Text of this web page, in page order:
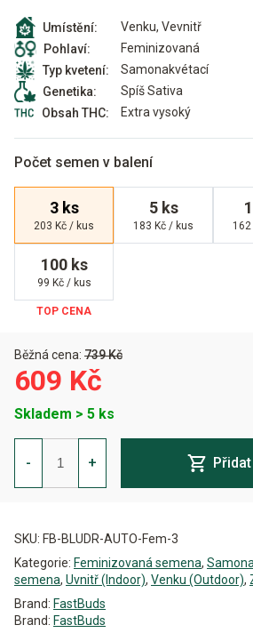
Umístění:
Venku, Vevnitř
Pohlaví:
Feminizovaná
Typ kvetení:
Samonakvétací
Genetika:
Spíš Sativa
Obsah THC:
Extra vysoký
Počet semen v balení
3 ks
203 Kč / kus
5 ks
183 Kč / kus
100 ks
99 Kč / kus
Běžná cena: 739 Kč
609 Kč
Skladem > 5 ks
-
Blue
Dream
Auto
Feminizovaná
+
SKU: FB-BLUDR-AUTO-Fem-3
Kategorie: Feminizovaná semena,
semena, Uvnitř (Indoor), Venku (Outdoor),
Brand: FastBuds
Brand: FastBuds